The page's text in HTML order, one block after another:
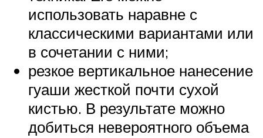
использовать наравне с
классическими вариантами или
в сочетании с ними;
резкое вертикальное нанесение
гуаши жесткой почти сухой
кистью. В результате можно
добиться невероятного объема